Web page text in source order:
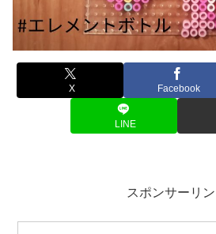
X Facebook
LINE
スポンサーリン